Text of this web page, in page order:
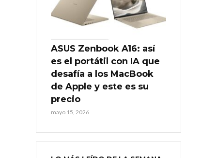
ASUS Zenbook A16: así
es el portátil con IA que
desafía a los MacBook
de Apple y este es su
precio
mayo 15, 2026